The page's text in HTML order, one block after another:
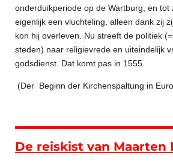
onderduikperiode op de Wartburg, en tot
eigenlijk een vluchteling, alleen dank zij
kon hij overleven. Nu streeft de politiek
steden) naar religievrede en uiteindelijk
godsdienst. Dat komt pas in 1555.
(Der Beginn der Kirchenspaltung in
De reiskist van Maarten